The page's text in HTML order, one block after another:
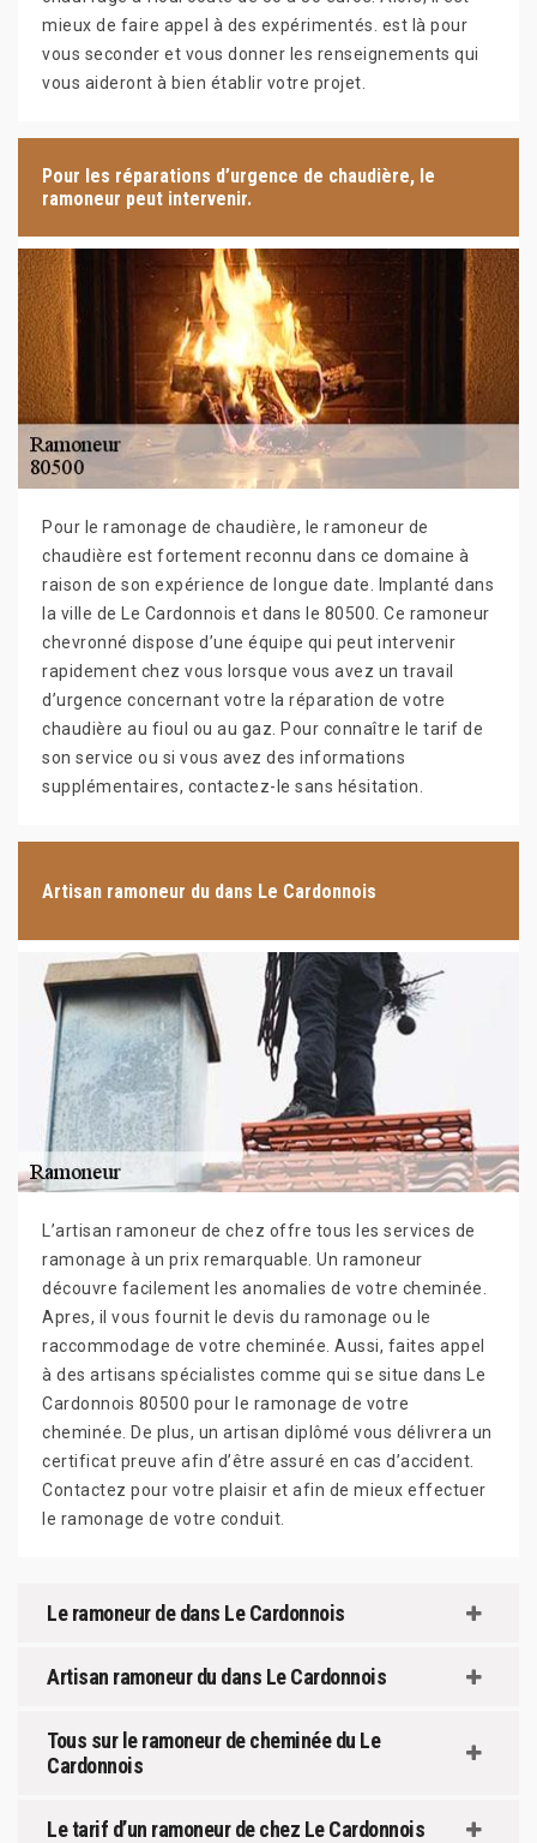
mieux de faire appel à des expérimentés. est là pour
vous seconder et vous donner les renseignements qui
vous aideront à bien établir votre projet.
Pour les réparations d’urgence de chaudière, le
ramoneur peut intervenir.
Pour le ramonage de chaudière, le ramoneur de
chaudière est fortement reconnu dans ce domaine à
raison de son expérience de longue date. Implanté dans
la ville de Le Cardonnois et dans le 80500. Ce ramoneur
chevronné dispose d’une équipe qui peut intervenir
rapidement chez vous lorsque vous avez un travail
d’urgence concernant votre la réparation de votre
chaudière au fioul ou au gaz. Pour connaître le tarif de
son service ou si vous avez des informations
supplémentaires, contactez-le sans hésitation.
Artisan ramoneur du dans Le Cardonnois
L’artisan ramoneur de chez offre tous les services de
ramonage à un prix remarquable. Un ramoneur
découvre facilement les anomalies de votre cheminée.
Apres, il vous fournit le devis du ramonage ou le
raccommodage de votre cheminée. Aussi, faites appel
à des artisans spécialistes comme qui se situe dans Le
Cardonnois 80500 pour le ramonage de votre
cheminée. De plus, un artisan diplômé vous délivrera un
certificat preuve afin d’être assuré en cas d’accident.
Contactez pour votre plaisir et afin de mieux effectuer
le ramonage de votre conduit.
Le ramoneur de dans Le Cardonnois
Artisan ramoneur du dans Le Cardonnois
Tous sur le ramoneur de cheminée du Le
Cardonnois
Le tarif d’un ramoneur de chez Le Cardonnois